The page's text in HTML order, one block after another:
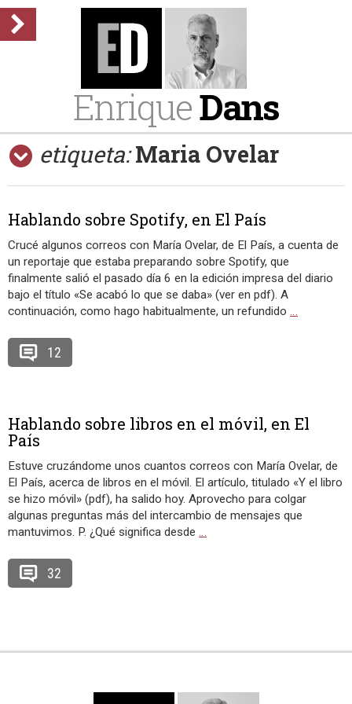
EnriqueDans
etiqueta: Maria Ovelar
Hablando sobre Spotify, en El País
Crucé algunos correos con María Ovelar, de El País, a cuenta de
un reportaje que estaba preparando sobre Spotify, que
finalmente salió el pasado día 6 en la edición impresa del diario
bajo el título «Se acabó lo que se daba» (ver en pdf). A
continuación, como hago habitualmente, un refundido …
12
Hablando sobre libros en el móvil, en El
País
Estuve cruzándome unos cuantos correos con María Ovelar, de
El País, acerca de libros en el móvil. El artículo, titulado «Y el libro
se hizo móvil» (pdf), ha salido hoy. Aprovecho para colgar
algunas preguntas más del intercambio de mensajes que
mantuvimos. P. ¿Qué significa desde …
32